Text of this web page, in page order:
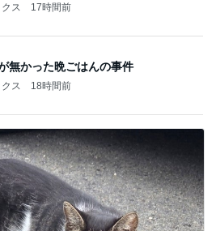
ス 17時間前
無かった晩ごはんの事件
ス 18時間前